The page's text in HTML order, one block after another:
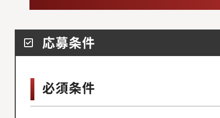
応募条件
必須条件